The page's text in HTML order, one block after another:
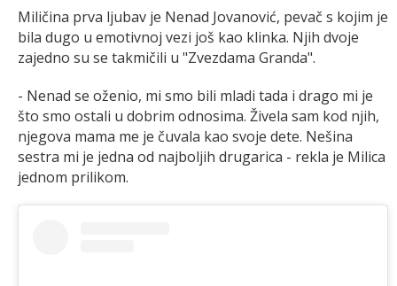
Miličina prva ljubav je Nenad Jovanović, pevač s kojim je
bila dugo u emotivnoj vezi još kao klinka. Njih dvoje
zajedno su se takmičili u "Zvezdama Granda".
- Nenad se oženio, mi smo bili mladi tada i drago mi je
što smo ostali u dobrim odnosima. Živela sam kod njih,
njegova mama me je čuvala kao svoje dete. Nešina
sestra mi je jedna od najboljih drugarica - rekla je Milica
jednom prilikom.